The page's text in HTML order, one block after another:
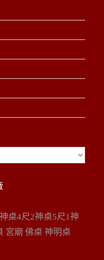
桌4尺2神桌5尺1神
宮廟 佛桌 神明桌